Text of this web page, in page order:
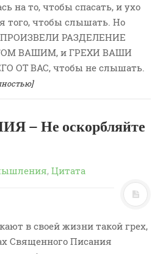
на то, чтобы спасать, и ухо
того, чтобы слышать. Но
РАЗДЕЛЕНИЕ
ВАШИМ, и ГРЕХИ ВАШИ
ОТ ВАС, чтобы не слышать.
– Не оскорбляйте
, Цитата
в своей жизни такой грех,
Священного Писания